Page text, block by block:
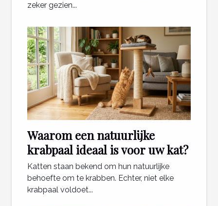
zeker gezien...
Waarom een natuurlijke
krabpaal ideaal is voor uw kat?
Katten staan bekend om hun natuurlijke
behoefte om te krabben. Echter, niet elke
krabpaal voldoet...